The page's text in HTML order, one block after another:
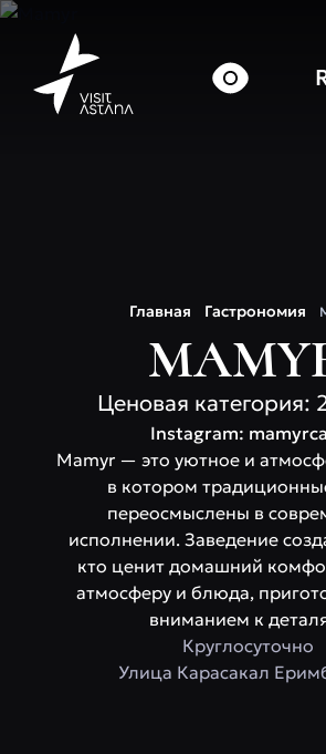
Главная Гастрономия
Ценовая категория:
Instagram:
Mamyr — это уютное и
в котором
переосмыслены в
исполнении. Заведение
кто ценит домашний
атмосферу и блюда,
вниманием к
Круглосуточно
​Улица Карасакал